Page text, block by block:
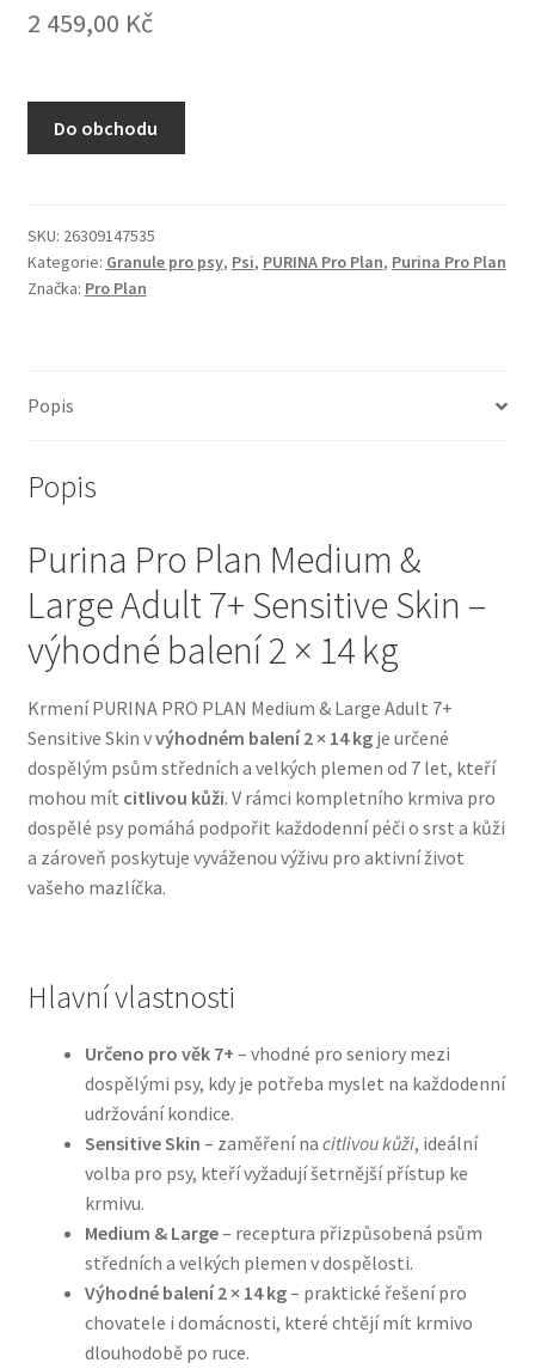
N&D Farmina pro kočky — Italské holistic krmivo
Pamlsky pro kočky
Royal Canin pro kočky
Veterinární dieta pro kočky
Bozita pro psy — Švédské krmivo s nordickou kvalitou
Brit pro psy
Granule pro psy
Natural Trainer pro psy — Italské krmivo s
přírodními složkami
Happy Dog — Německá kvalita a přirozené složení
Hračky pro psy
Konzervy a kapsičky pro psy
N&D Farmina pro psy — Italské holistic krmivo
Oblečky pro psy
Pamlsky pro psy
Pelíšky pro psy
2 459,00 Kč
Do obchodu
SKU: 26309147535
Kategorie: Granule pro psy, Psi, PURINA Pro Plan, Purina Pro Plan
Značka: Pro Plan
Popis
Popis
Purina Pro Plan Medium &
Large Adult 7+ Sensitive Skin –
výhodné balení 2 × 14 kg
Krmení PURINA PRO PLAN Medium & Large Adult 7+
Sensitive Skin vvýhodném balení 2 × 14 kgje určené
dospělým psům středních a velkých plemen od 7 let, kteří
mohou mít citlivou kůži. V rámci kompletního krmiva pro
dospělé psy pomáhá podpořit každodenní péči o srst a kůži
a zároveň poskytuje vyváženou výživu pro aktivní život
vašeho mazlíčka.
Hlavní vlastnosti
Určeno pro věk 7+ – vhodné pro seniory mezi
dospělými psy, kdy je potřeba myslet na každodenní
udržování kondice.
Sensitive Skin – zaměření na citlivou kůži, ideální
volba pro psy, kteří vyžadují šetrnější přístup ke
krmivu.
Medium & Large– receptura přizpůsobená psům
středních a velkých plemen v dospělosti.
Výhodné balení 2 × 14 kg– praktické řešení pro
chovatele i domácnosti, které chtějí mít krmivo
dlouhodobě po ruce.